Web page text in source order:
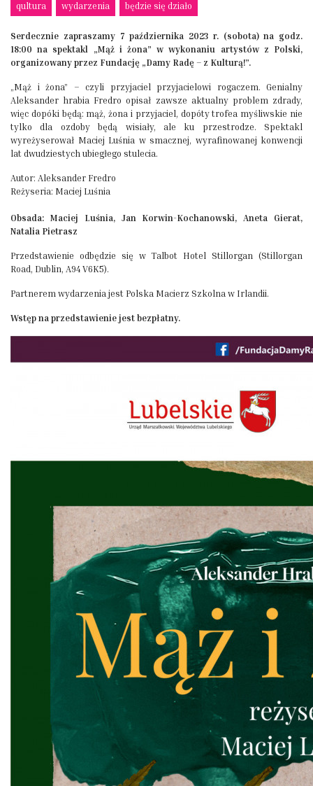
qultura wydarzenia będzie się działo
Serdecznie zapraszamy 7 października 2023 r. (sobota) na godz.
18:00 na spektakl „Mąż i żona” w wykonaniu artystów z Polski,
organizowany przez Fundację „Damy Radę – z Kulturą!”.
„Mąż i żona” – czyli przyjaciel przyjacielowi rogaczem. Genialny
Aleksander hrabia Fredro opisał zawsze aktualny problem zdrady,
więc dopóki będą: mąż, żona i przyjaciel, dopóty trofea myśliwskie nie
tylko dla ozdoby będą wisiały, ale ku przestrodze. Spektakl
wyreżyserował Maciej Luśnia w smacznej, wyrafinowanej konwencji
lat dwudziestych ubiegłego stulecia.
Autor: Aleksander Fredro
Reżyseria: Maciej Luśnia
Obsada: Maciej Luśnia, Jan Korwin-Kochanowski, Aneta Gierat,
Natalia Pietrasz
Przedstawienie odbędzie się w Talbot Hotel Stillorgan (Stillorgan
Road, Dublin, A94 V6K5).
Partnerem wydarzenia jest Polska Macierz Szkolna w Irlandii.
Wstęp na przedstawienie jest bezpłatny.